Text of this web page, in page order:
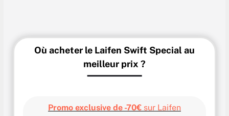
Où acheter le Laifen Swift Special au
meilleur prix ?
Promo exclusive de -70€ sur Laifen